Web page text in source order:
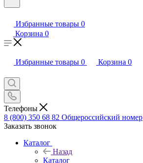
Избранные товары 0
Корзина 0
Избранные товары 0 Корзина 0
Телефоны
8 (800) 350 68 82 Общероссийский номер
Заказать звонок
Каталог
Назад
Каталог